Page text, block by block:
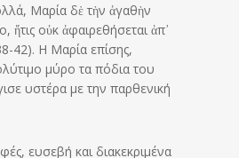
Μαρία δὲ τὴν ἀγαθὴν
ἥτις οὐκ ἀφαιρεθήσεται ἀπ᾿
42). Η Μαρία επίσης,
μύρο τα πόδια του
υστέρα με την παρθενική
ευσεβή και διακεκριμένα